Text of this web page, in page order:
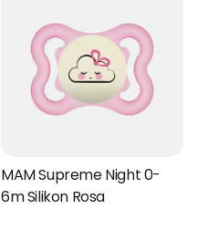
MAM Supreme Night 0-
6m Silikon Rosa